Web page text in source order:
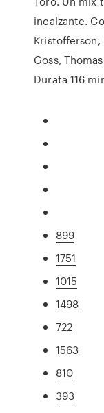
incalzante.
Kristofferson,
Goss,
Durata 116
899
1751
1015
1498
722
1563
810
393